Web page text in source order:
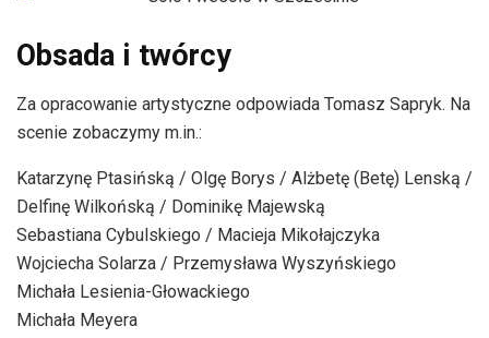
Obsada i twórcy
Za opracowanie artystyczne odpowiada Tomasz Sapryk. Na
scenie zobaczymy m.in.:
Katarzynę Ptasińską / Olgę Borys / Alżbetę (Betę) Lenską /
Delfinę Wilkońską / Dominikę Majewską
Sebastiana Cybulskiego / Macieja Mikołajczyka
Wojciecha Solarza / Przemysława Wyszyńskiego
Michała Lesienia-Głowackiego
Michała Meyera